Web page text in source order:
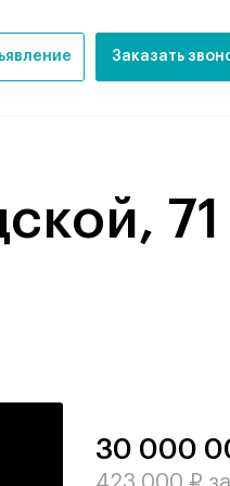
Заказать
30 000